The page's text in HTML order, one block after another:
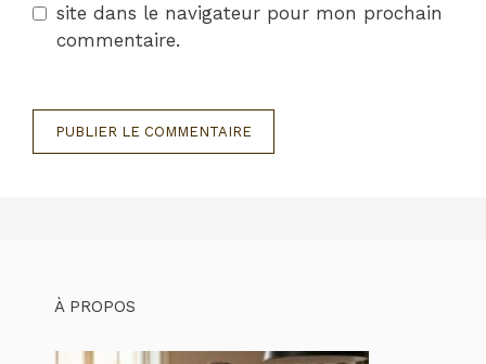
site dans le navigateur pour mon prochain
commentaire.
À PROPOS